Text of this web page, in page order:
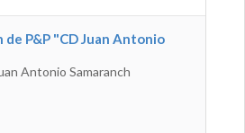
P&P "CD Juan Antonio
Antonio Samaranch